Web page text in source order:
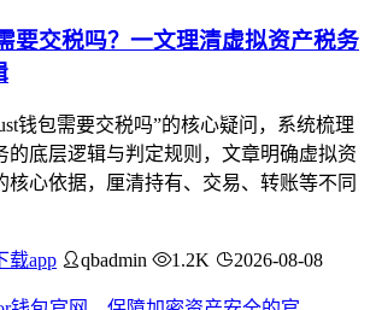
要交税吗？一文理清虚拟资产税务
钱包需要交税吗”的核心疑问，系统梳理
的底层逻辑与判定规则，文章明确虚拟资
核心依据，厘清持有、交易、转账等不同
载app qbadmin 1.2K 2026-08-08